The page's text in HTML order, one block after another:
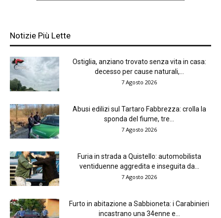
Notizie Più Lette
Ostiglia, anziano trovato senza vita in casa:
decesso per cause naturali,...
7 Agosto 2026
Abusi edilizi sul Tartaro Fabbrezza: crolla la
sponda del fiume, tre...
7 Agosto 2026
Furia in strada a Quistello: automobilista
ventiduenne aggredita e inseguita da...
7 Agosto 2026
Furto in abitazione a Sabbioneta: i Carabinieri
incastrano una 34enne e...